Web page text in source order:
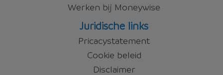
Werken bij Moneywise
Juridische links
Pricacystatement
Cookie beleid
Disclaimer